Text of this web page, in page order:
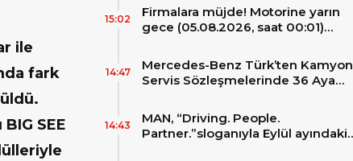
ile
fark
SEE
Firmalara müjde! Motorine yarın
gece (05.08.2026, saat 00:01)
bekleniyor.
15:02
Mercedes-Benz Türk’ten Kamyon
Servis Sözleşmelerinde 36 Aya
14:47
MAN, “Driving. People.
Partner.”sloganıyla Eylül ayındaki
14:43